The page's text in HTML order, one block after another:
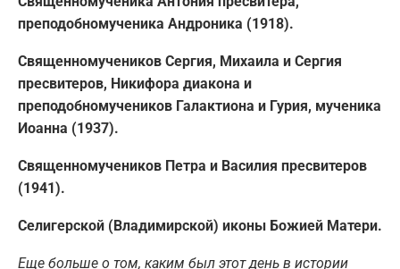
преподобномученика Андроника (1918).
Священномучеников Сергия, Михаила и Сергия
пресвитеров, Никифора диакона и
преподобномучеников Галактиона и Гурия, мученика
Иоанна (1937).
Священномучеников Петра и Василия пресвитеров
(1941).
Селигерской (Владимирской) иконы Божией Матери.
Еще больше о том, каким был этот день в истории